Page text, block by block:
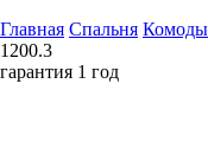
Главная Спальня Комоды
1200.3
гарантия 1 год